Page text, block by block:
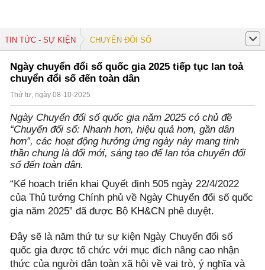
TIN TỨC - SỰ KIỆN CHUYỂN ĐỔI SỐ
Ngày chuyển đổi số quốc gia 2025 tiếp tục lan toả
chuyển đổi số đến toàn dân
Thứ tư, ngày 08-10-2025
Ngày Chuyển đổi số quốc gia năm 2025 có chủ đề
“Chuyển đổi số: Nhanh hơn, hiệu quả hơn, gần dân
hơn”, các hoạt động hưởng ứng ngày này mang tinh
thần chung là đổi mới, sáng tạo để lan tỏa chuyển đổi
số đến toàn dân.
“Kế hoạch triển khai Quyết định 505 ngày 22/4/2022
của Thủ tướng Chính phủ về Ngày Chuyển đổi số quốc
gia năm 2025” đã được Bộ KH&CN phê duyệt.
Đây sẽ là năm thứ tư sự kiện Ngày Chuyển đổi số
quốc gia được tổ chức với mục đích nâng cao nhận
thức của người dân toàn xã hội về vai trò, ý nghĩa và